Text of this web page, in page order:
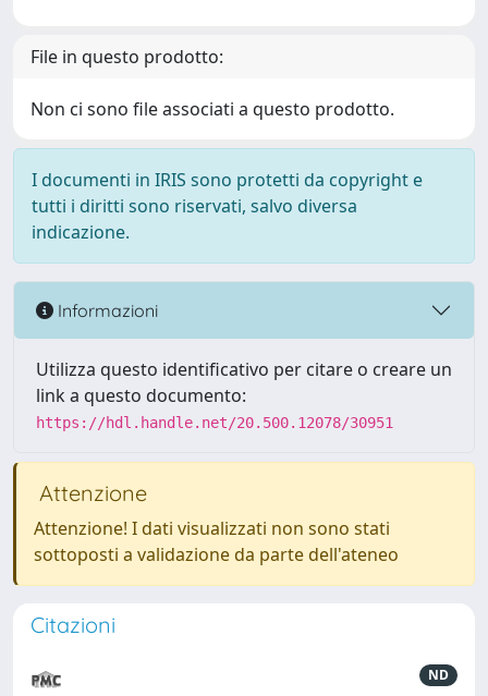
File in questo prodotto:
Non ci sono file associati a questo prodotto.
I documenti in IRIS sono protetti da copyright e
tutti i diritti sono riservati, salvo diversa
indicazione.
Informazioni
Utilizza questo identificativo per citare o creare un
link a questo documento:
https://hdl.handle.net/20.500.12078/30951
Attenzione
Attenzione! I dati visualizzati non sono stati
sottoposti a validazione da parte dell'ateneo
Citazioni
ND